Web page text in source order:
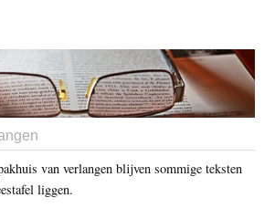
van verlangen blijven sommige teksten
liggen.